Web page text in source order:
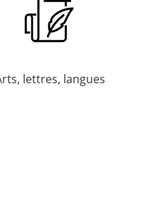
lettres, langues